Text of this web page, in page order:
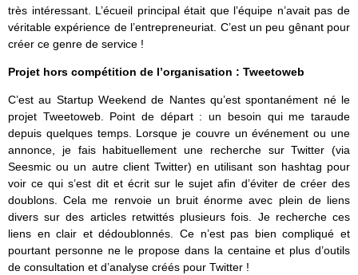
très intéressant. L’écueil principal était que l’équipe n’avait pas de
véritable expérience de l’entrepreneuriat. C’est un peu gênant pour
créer ce genre de service !
Projet hors compétition de l’organisation : Tweetoweb
C’est au Startup Weekend de Nantes qu’est spontanément né le
projet Tweetoweb. Point de départ : un besoin qui me taraude
depuis quelques temps. Lorsque je couvre un événement ou une
annonce, je fais habituellement une recherche sur Twitter (via
Seesmic ou un autre client Twitter) en utilisant son hashtag pour
voir ce qui s’est dit et écrit sur le sujet afin d’éviter de créer des
doublons. Cela me renvoie un bruit énorme avec plein de liens
divers sur des articles retwittés plusieurs fois. Je recherche ces
liens en clair et dédoublonnés. Ce n’est pas bien compliqué et
pourtant personne ne le propose dans la centaine et plus d’outils
de consultation et d’analyse créés pour Twitter !